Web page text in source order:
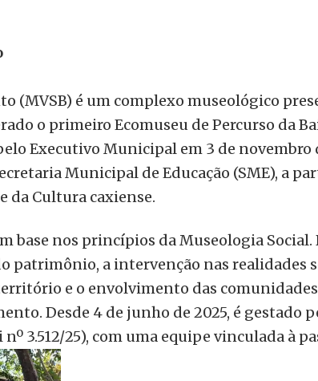
(MVSB) é um complexo museológico
o primeiro Ecomuseu de Percurso da
Executivo Municipal em 3 de novembro
Municipal de Educação (SME), a
da Cultura caxiense.
base nos princípios da Museologia Social.
patrimônio, a intervenção nas realidades
e o envolvimento das
Desde 4 de junho de 2025, é gestado
3.512/25), com uma equipe vinculada à